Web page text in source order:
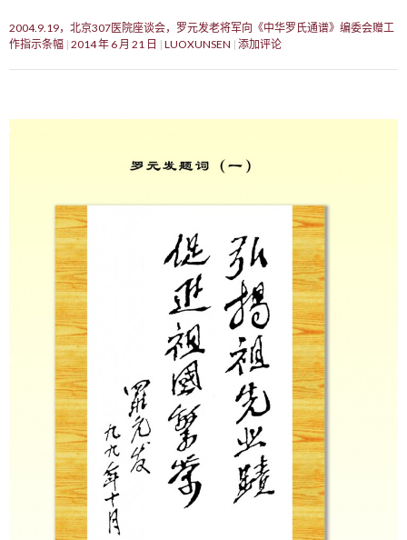
2004.9.19，北京307医院座谈会，罗元发老将军向《中华罗氏通谱》编委会赠工
作指示条幅 2014 年 6 月 21 日 LUOXUNSEN 添加评论